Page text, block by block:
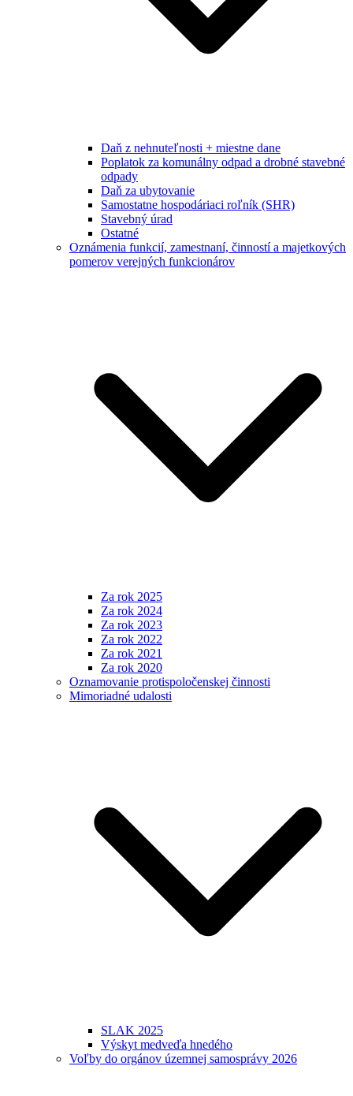
Daň z nehnuteľnosti + miestne dane
Poplatok za komunálny odpad a drobné stavebné
odpady
Daň za ubytovanie
Samostatne hospodáriaci roľník (SHR)
Stavebný úrad
Ostatné
Oznámenia funkcií, zamestnaní, činností a majetkových
pomerov verejných funkcionárov
Za rok 2025
Za rok 2024
Za rok 2023
Za rok 2022
Za rok 2021
Za rok 2020
Oznamovanie protispoločenskej činnosti
Mimoriadné udalosti
SLAK 2025
Výskyt medveďa hnedého
Voľby do orgánov územnej samosprávy 2026